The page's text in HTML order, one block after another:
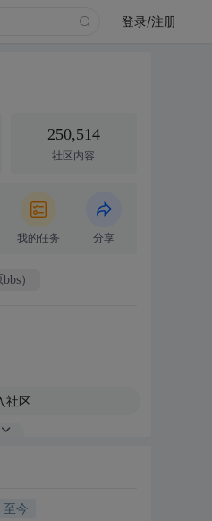
登录/注册
250,514
社区内容
我的任务 分享
）
社区
至今